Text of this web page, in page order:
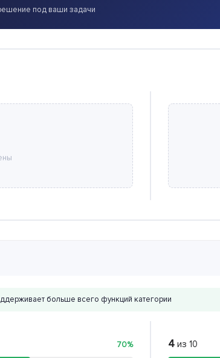
под ваши задачи
больше всего функций категории
70% 4 из 10